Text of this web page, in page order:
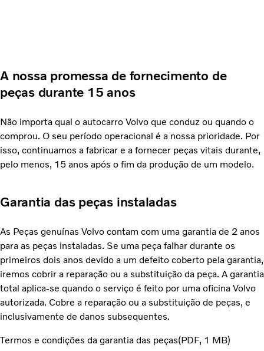
A nossa promessa de fornecimento de
peças durante 15 anos
Não importa qual o autocarro Volvo que conduz ou quando o
comprou. O seu período operacional é a nossa prioridade. Por
isso, continuamos a fabricar e a fornecer peças vitais durante,
pelo menos, 15 anos após o fim da produção de um modelo.
Garantia das peças instaladas
As Peças genuínas Volvo contam com uma garantia de 2 anos
para as peças instaladas. Se uma peça falhar durante os
primeiros dois anos devido a um defeito coberto pela garantia,
iremos cobrir a reparação ou a substituição da peça. A garantia
total aplica-se quando o serviço é feito por uma oficina Volvo
autorizada. Cobre a reparação ou a substituição de peças, e
inclusivamente de danos subsequentes.
Termos e condições da garantia das peças PDF 1 MB